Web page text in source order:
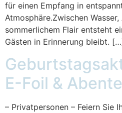
für einen Empfang in
Atmosphäre.Zwischen
sommerlichem Flair entsteht
Gästen in Erinnerung bleibt.
E-Foil &
– Privatpersonen – Feiern Sie